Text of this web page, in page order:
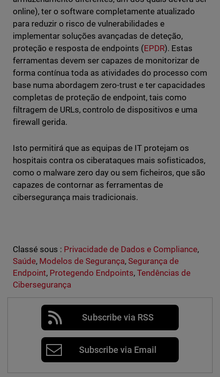
online), ter o software completamente atualizado
para reduzir o risco de vulnerabilidades e
implementar soluções avançadas de deteção,
proteção e resposta de endpoints (EPDR). Estas
ferramentas devem ser capazes de monitorizar de
forma contínua toda as atividades do processo com
base numa abordagem zero-trust e ter capacidades
completas de proteção de endpoint, tais como
filtragem de URLs, controlo de dispositivos e uma
firewall gerida.
Isto permitirá que as equipas de IT protejam os
hospitais contra os ciberataques mais sofisticados,
como o malware zero day ou sem ficheiros, que são
capazes de contornar as ferramentas de
cibersegurança mais tradicionais.
Classé sous : Privacidade de Dados e Compliance,
Saúde, Modelos de Segurança,Segurança de
Endpoint, Protegendo Endpoints,Tendências de
Cibersegurança
Subscribe via RSS
Subscribe via Email